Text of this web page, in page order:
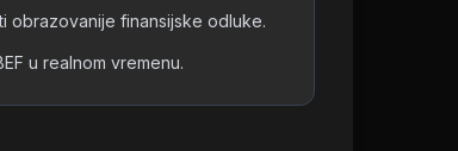
obrazovanije finansijske odluke.
u realnom vremenu.